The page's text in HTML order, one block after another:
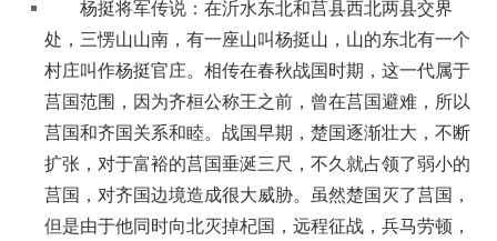
杨挺将军传说：在沂水东北和莒县西北两县交界
处，三愣山山南，有一座山叫杨挺山，山的东北有一个
村庄叫作杨挺官庄。相传在春秋战国时期，这一代属于
莒国范围，因为齐桓公称王之前，曾在莒国避难，所以
莒国和齐国关系和睦。战国早期，楚国逐渐壮大，不断
扩张，对于富裕的莒国垂涎三尺，不久就占领了弱小的
莒国，对齐国边境造成很大威胁。虽然楚国灭了莒国，
但是由于他同时向北灭掉杞国，远程征战，兵马劳顿，